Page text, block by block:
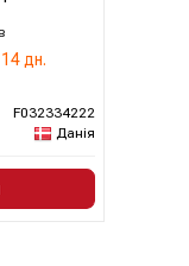
дн.
F032334222
Данія